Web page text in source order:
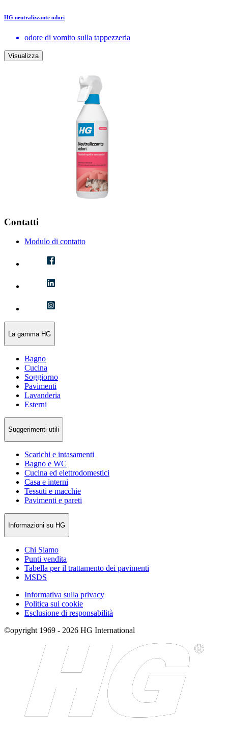
HG neutralizzante odori
odore di vomito sulla tappezzeria
Visualizza
Contatti
Modulo di contatto
La gamma HG
Bagno
Cucina
Soggiorno
Pavimenti
Lavanderia
Esterni
Suggerimenti utili
Scarichi e intasamenti
Bagno e WC
Cucina ed elettrodomestici
Casa e interni
Tessuti e macchie
Pavimenti e pareti
Informazioni su HG
Chi Siamo
Punti vendita
Tabella per il trattamento dei pavimenti
MSDS
Informativa sulla privacy
Politica sui cookie
Esclusione di responsabilità
©opyright 1969 - 2026 HG International